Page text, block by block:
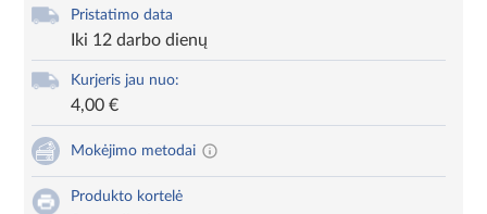
Pristatimo data
Iki 12 darbo dienų
Kurjeris jau nuo:
4,00 €
Mokėjimo metodai
Produkto kortelė